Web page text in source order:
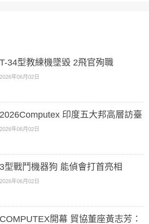
T-34型教練機墜毀 2飛官殉職
2026年06月02日
2026Computex 印度五大邦高層訪臺
2026年06月02日
3型戰鬥機器狗 能偵會打首亮相
2026年06月02日
COMPUTEX開幕 貿協董座黃志芳：